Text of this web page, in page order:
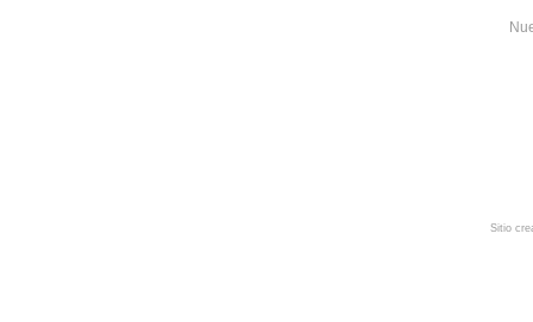
Sitio